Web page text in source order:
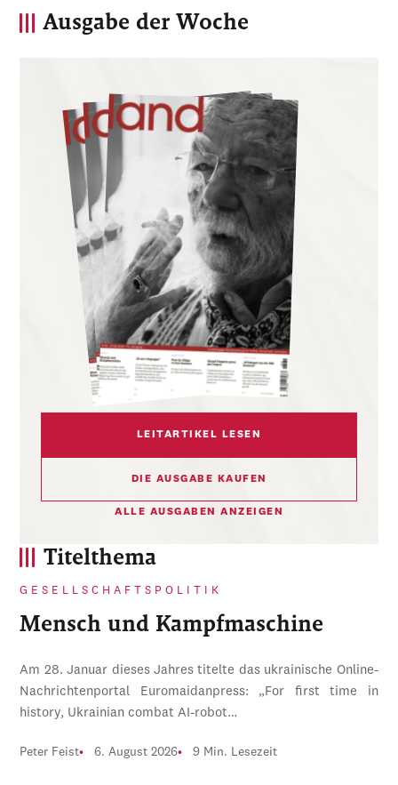
Titelthema
GESELLSCHAFTSPOLITIK
Mensch und Kampfmaschine
Am 28. Januar dieses Jahres titelte das ukrainische Online-
Nachrichtenportal Euromaidanpress: „For first time in
history, Ukrainian combat AI-robot…
Peter Feist 6. August 2026 9 Min. Lesezeit
Ausgabe der Woche
LEITARTIKEL LESEN
DIE AUSGABE KAUFEN
ALLE AUSGABEN ANZEIGEN